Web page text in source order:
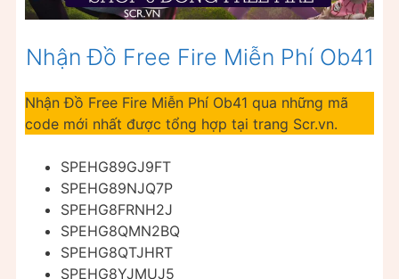
Nhận Đồ Free Fire Miễn Phí Ob41
Nhận Đồ Free Fire Miễn Phí Ob41 qua những mã
code mới nhất được tổng hợp tại trang Scr.vn.
SPEHG89GJ9FT
SPEHG89NJQ7P
SPEHG8FRNH2J
SPEHG8QMN2BQ
SPEHG8QTJHRT
SPEHG8YJMUJ5